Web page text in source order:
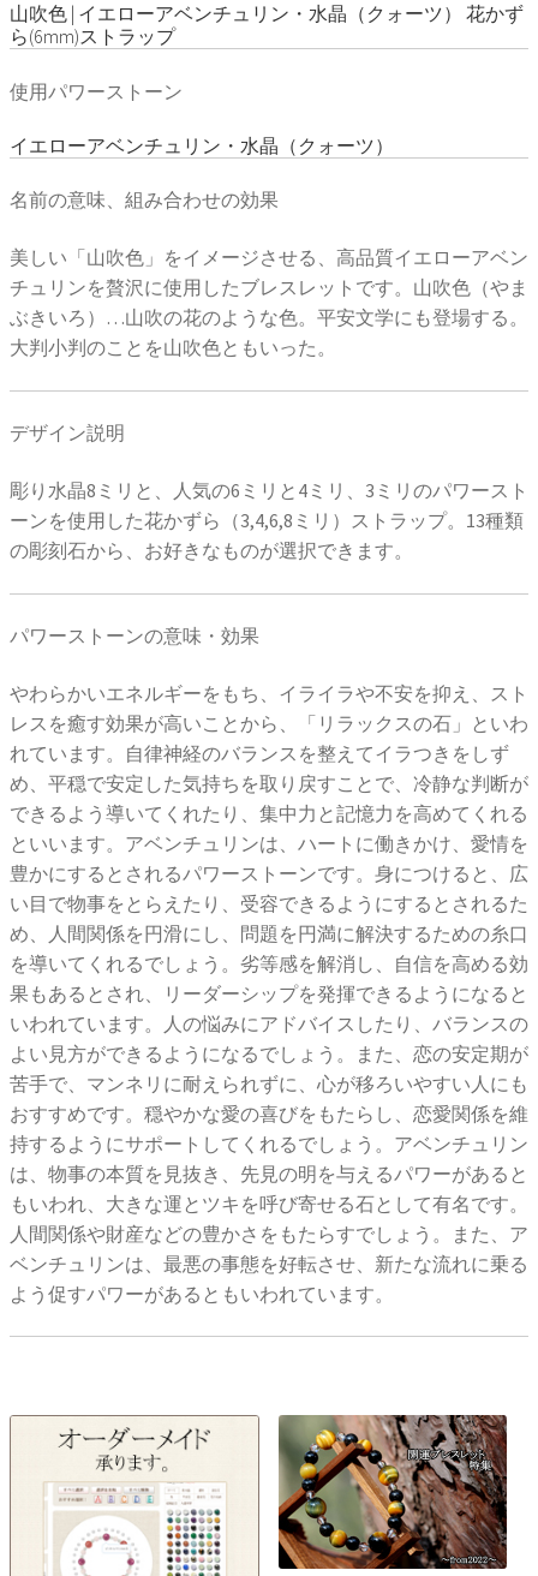
山吹色 | イエローアベンチュリン・水晶（クォーツ） 花かず
ら(6mm)ストラップ
使用パワーストーン
イエローアベンチュリン・水晶（クォーツ）
名前の意味、組み合わせの効果
美しい「山吹色」をイメージさせる、高品質イエローアベン
チュリンを贅沢に使用したブレスレットです。山吹色（やま
ぶきいろ）…山吹の花のような色。平安文学にも登場する。
大判小判のことを山吹色ともいった。
デザイン説明
彫り水晶8ミリと、人気の6ミリと4ミリ、3ミリのパワースト
ーンを使用した花かずら（3,4,6,8ミリ）ストラップ。13種類
の彫刻石から、お好きなものが選択できます。
パワーストーンの意味・効果
やわらかいエネルギーをもち、イライラや不安を抑え、スト
レスを癒す効果が高いことから、「リラックスの石」といわ
れています。自律神経のバランスを整えてイラつきをしず
め、平穏で安定した気持ちを取り戻すことで、冷静な判断が
できるよう導いてくれたり、集中力と記憶力を高めてくれる
といいます。アベンチュリンは、ハートに働きかけ、愛情を
豊かにするとされるパワーストーンです。身につけると、広
い目で物事をとらえたり、受容できるようにするとされるた
め、人間関係を円滑にし、問題を円満に解決するための糸口
を導いてくれるでしょう。劣等感を解消し、自信を高める効
果もあるとされ、リーダーシップを発揮できるようになると
いわれています。人の悩みにアドバイスしたり、バランスの
よい見方ができるようになるでしょう。また、恋の安定期が
苦手で、マンネリに耐えられずに、心が移ろいやすい人にも
おすすめです。穏やかな愛の喜びをもたらし、恋愛関係を維
持するようにサポートしてくれるでしょう。アベンチュリン
は、物事の本質を見抜き、先見の明を与えるパワーがあると
もいわれ、大きな運とツキを呼び寄せる石として有名です。
人間関係や財産などの豊かさをもたらすでしょう。また、ア
ベンチュリンは、最悪の事態を好転させ、新たな流れに乗る
よう促すパワーがあるともいわれています。